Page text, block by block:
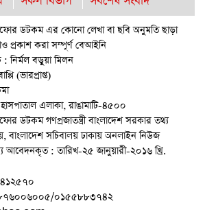
ডটকম এর কোনো লেখা বা ছবি অনুমতি ছাড়া
প্রকাশ করা সম্পূর্ণ বেআইনি
নির্মল বড়ুয়া মিলন
(ভারপ্রাপ্ত)
এলাকা, রাঙামাটি-৪৫০০
ডটকম গণপ্রজাতন্ত্রী বাংলাদেশ সরকার তথ্য
বাংলাদেশ সচিবালয় ঢাকায় অনলাইন নিউজ
আবেদনকৃত : তারিখ-২৫ জানুয়ারী-২০১৬ খ্রি.
০১৫৫৮৮৩৭৪২